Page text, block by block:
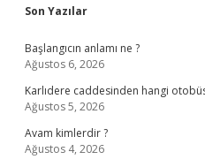
Sidebar
Son Yazılar
Başlangıcın anlamı ne ?
Ağustos 6, 2026
Karlıdere caddesinden hangi
Ağustos 5, 2026
Avam kimlerdir ?
Ağustos 4, 2026